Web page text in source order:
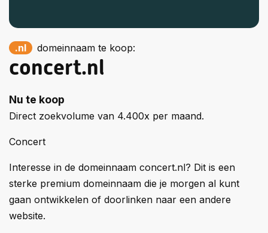
.nl domeinnaam te koop:
concert.nl
Nu te koop
Direct zoekvolume van 4.400x per maand.
Concert
Interesse in de domeinnaam concert.nl? Dit is een
sterke premium domeinnaam die je morgen al kunt
gaan ontwikkelen of doorlinken naar een andere
website.